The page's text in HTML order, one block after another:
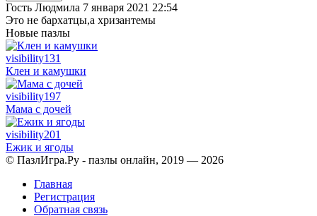
Гость Людмила 7 января 2021 22:54
Это не бархатцы,а хризантемы
Новые пазлы
visibility131
Клен и камушки
visibility197
Мама с дочей
visibility201
Ежик и ягоды
© ПазлИгра.Ру - пазлы онлайн, 2019 — 2026
Главная
Регистрация
Обратная связь